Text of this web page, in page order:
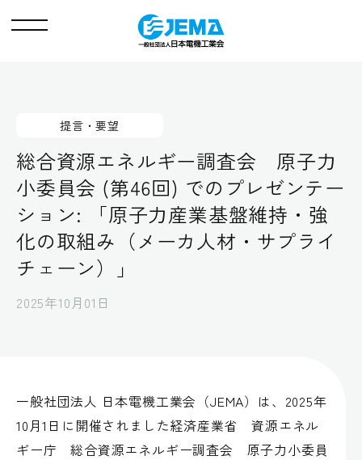
メ
提言・要望
総合資源エネルギー調査会 原子力
小委員会 (第46回) でのプレゼンテー
ション: 「原子力産業基盤維持・強
化の取組み（メーカ人材・サプライ
チェーン）」
2025年10月01日
一般社団法人 日本電機工業会（JEMA）は、2025年
10月1日に開催されました経済産業省 資源エネル
ギー庁 総合資源エネルギー調査会 原子力小委員